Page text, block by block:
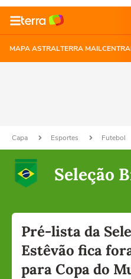
MAPA ASTRALTERRA MAIL
Capa Esportes Futebol
Seleção
Pré-lista da
Estêvão fica
para Copa do